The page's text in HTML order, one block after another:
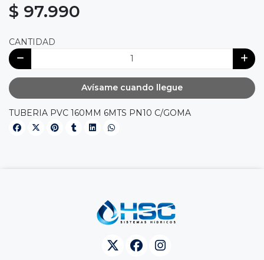
$ 97.990
CANTIDAD
Avísame cuando llegue
TUBERIA PVC 160MM 6MTS PN10 C/GOMA